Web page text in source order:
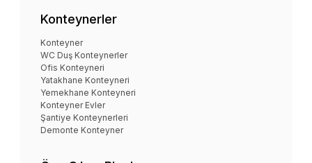
Konteynerler
Konteyner
WC Duş Konteynerler
Ofis Konteyneri
Yatakhane Konteyneri
Yemekhane Konteyneri
Konteyner Evler
Şantiye Konteynerleri
Demonte Konteyner